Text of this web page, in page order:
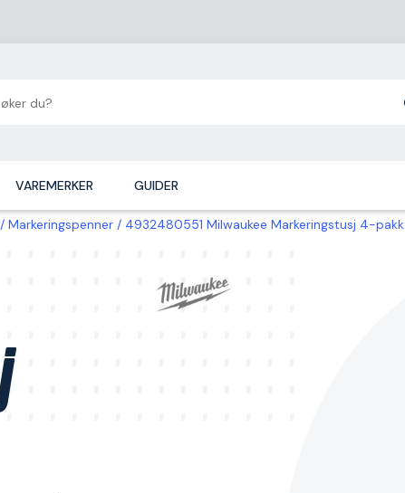
VAREMERKER GUIDER
Markeringspenner 4932480551 Milwaukee Markeringstusj 4-pakk